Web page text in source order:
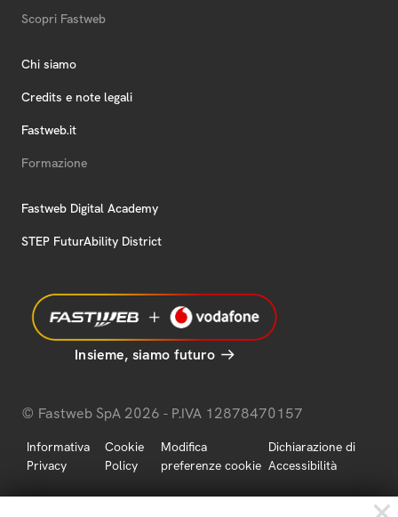
Scopri Fastweb
Chi siamo
Credits e note legali
Fastweb.it
Formazione
Fastweb Digital Academy
STEP FuturAbility District
Insieme, siamo futuro
© Fastweb SpA 2026 - P.IVA 12878470157
Informativa
Privacy
Cookie
Policy
Modifica
preferenze cookie
Dichiarazione di
Accessibilità